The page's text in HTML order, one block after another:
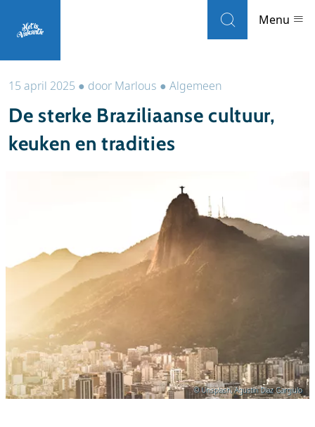
Menu
Landen
Weblogs
Populaire eilanden
Reisinformatie
15 april 2025 ● door Marlous ● Algemeen
De sterke Braziliaanse cultuur,
keuken en tradities
© Unsplash, Agustin Diaz Gargiulo